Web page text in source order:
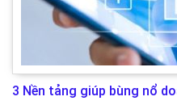
3 Nền tảng giúp bùng nổ